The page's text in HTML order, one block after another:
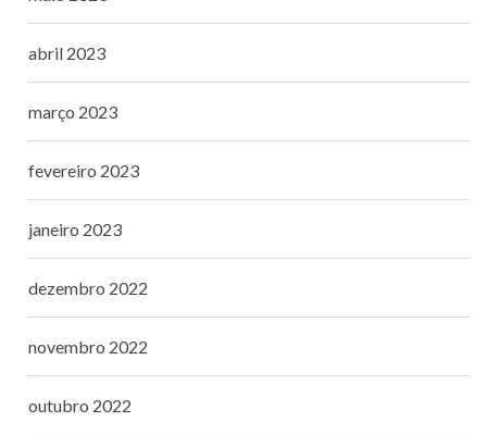
abril 2023
março 2023
fevereiro 2023
janeiro 2023
dezembro 2022
novembro 2022
outubro 2022